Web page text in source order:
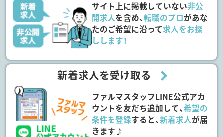
サイト上に掲載していない非公
開求人を含め、転職のプロがあな
たのご希望に沿って求人をお探
しします！
新着求人を受け取る
ファルマスタッフLINE公式アカ
ウントを友だち追加して、希望の
条件を登録すると、新着求人が届
きます♪